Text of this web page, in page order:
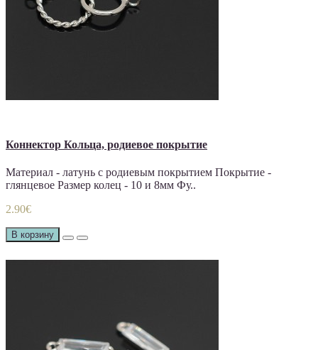
Коннектор Кольца, родиевое покрытие
Материал - латунь с родиевым покрытием Покрытие -
глянцевое Размер колец - 10 и 8мм Фу..
2.90€
В корзину